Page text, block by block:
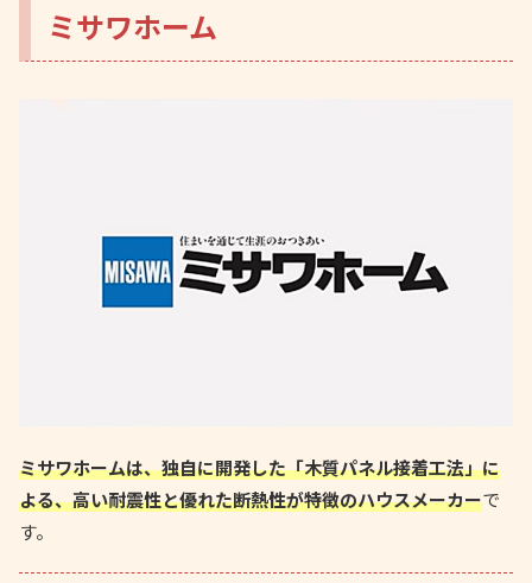
ミサワホーム
ミサワホームは、独自に開発した「木質パネル接着工法」に
よる、高い耐震性と優れた断熱性が特徴のハウスメーカーで
す。